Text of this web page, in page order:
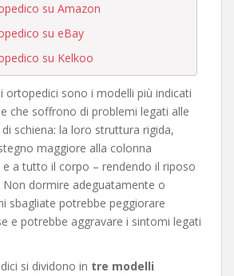
su Amazon
su eBay
su Kelkoo
ortopedici sono i modelli più indicati
che soffrono di problemi legati alle
schiena: la loro struttura rigida,
maggiore alla colonna
a tutto il corpo – rendendo il riposo
dormire adeguatamente o
sbagliate potrebbe peggiorare
e potrebbe aggravare i sintomi legati
si dividono in tre modelli